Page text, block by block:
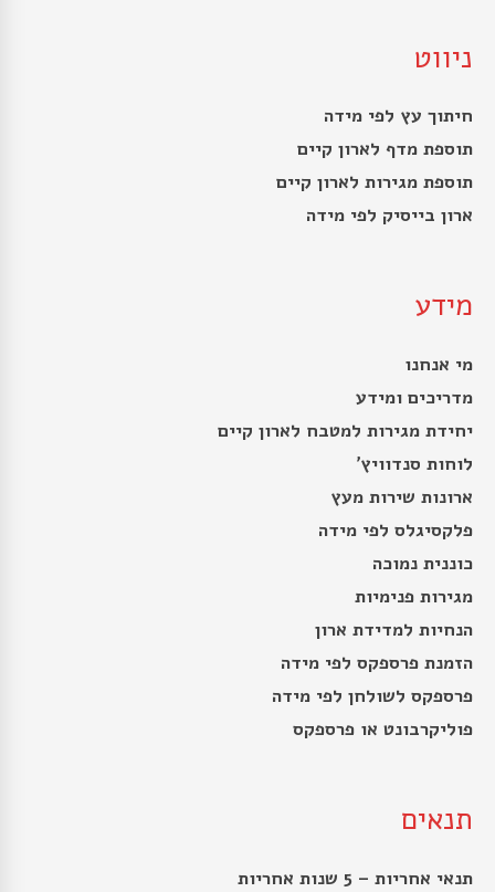
ניווט
חיתוך עץ לפי מידה
תוספת מדף לארון קיים
תוספת מגירות לארון קיים
ארון בייסיק לפי מידה
מידע
מי אנחנו
מדריכים ומידע
יחידת מגירות למטבח לארון קיים
לוחות סנדוויץ’
ארונות שירות מעץ
פלקסיגלס לפי מידה
כוננית נמוכה
מגירות פנימיות
הנחיות למדידת ארון
הזמנת פרספקס לפי מידה
פרספקס לשולחן לפי מידה
פוליקרבונט או פרספקס
תנאים
תנאי אחריות – 5 שנות אחריות